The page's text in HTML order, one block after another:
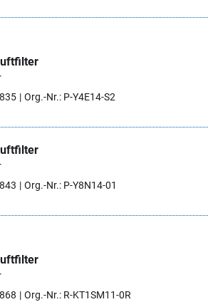
Org.-Nr.: P-Y4E14-S2
Org.-Nr.: P-Y8N14-01
Org.-Nr.: R-KT1SM11-0R